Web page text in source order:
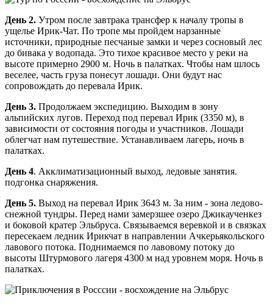
День 2. Утром после завтрака трансфер к началу тропы в
ущелье Ирик-Чат. По тропе мы пройдем нарзанные
источники, природные песчаные замки и через сосновый лес
до бивака у водопада. Это тихое красивое место у реки на
высоте примерно 2900 м. Ночь в палатках. Чтобы нам шлось
веселее, часть груза понесут лошади. Они будут нас
сопровождать до перевала Ирик.
День 3. Продолжаем экспедицию. Выходим в зону
альпийских лугов. Переход под перевал Ирик (3350 м), в
зависимости от состояния погоды и участников. Лошади
облегчат нам путешествие. Устанавливаем лагерь, ночь в
палатках.
День 4. Акклиматизационный выход, ледовые занятия.
подгонка снаряжения.
День 5. Выход на перевал Ирик 3643 м. За ним - зона ледово-
снежной тундры. Перед нами замерзшее озеро Джикаученкез
и боковой кратер Эльбруса. Связываемся веревкой и в связках
пересекаем ледник Ирикчат в направлении Ачкерьякольского
лавового потока. Поднимаемся по лавовому потоку до
высоты Штурмового лагеря 4300 м над уровнем моря. Ночь в
палатках.